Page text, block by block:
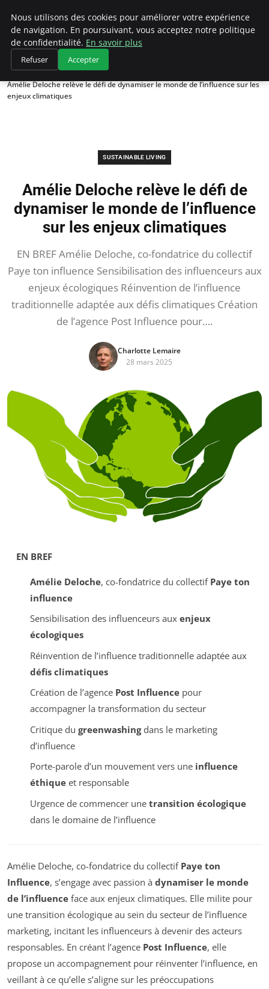
Climategatecountryclub.com
Accueil
Sustainable Living
Amélie Deloche relève le défi de dynamiser le monde de l’influence sur les
enjeux climatiques
SUSTAINABLE LIVING
Amélie Deloche relève le défi de
dynamiser le monde de l’influence
sur les enjeux climatiques
EN BREF Amélie Deloche, co-fondatrice du collectif
Paye ton influence Sensibilisation des influenceurs aux
enjeux écologiques Réinvention de l’influence
traditionnelle adaptée aux défis climatiques Création
de l’agence Post Influence pour….
Charlotte Lemaire
28 mars 2025
EN BREF
Amélie Deloche, co-fondatrice du collectif Paye ton
influence
Sensibilisation des influenceurs aux enjeux
écologiques
Réinvention de l’influence traditionnelle adaptée aux
défis climatiques
Création de l’agence Post Influencepour
accompagner la transformation du secteur
Critique du greenwashingdans le marketing
d’influence
Porte-parole d’un mouvement vers une influence
éthiqueet responsable
Urgence de commencer une transition écologique
dans le domaine de l’influence
Amélie Deloche, co-fondatrice du collectif Paye ton
Influence, s’engage avec passion à dynamiser le monde
de l’influence face aux enjeux climatiques. Elle milite pour
une transition écologique au sein du secteur de l’influence
marketing, incitant les influenceurs à devenir des acteurs
responsables. En créant l’agence Post Influence, elle
propose un accompagnement pour réinventer l’influence, en
veillant à ce qu’elle s’aligne sur les préoccupations
Nous utilisons des cookies pour améliorer votre expérience
de navigation. En poursuivant, vous acceptez notre politique
de confidentialité. En savoir plus
Refuser Accepter